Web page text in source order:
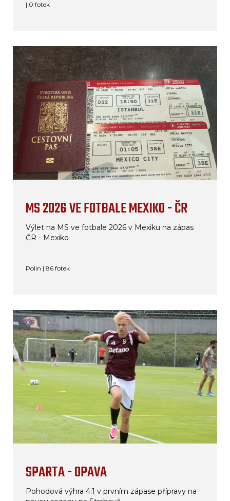
| 0 fotek
MS 2026 VE FOTBALE MEXIKO - ČR
Výlet na MS ve fotbale 2026 v Mexiku na zápas
ČR - Mexiko
Polin | 86 fotek
SPARTA - OPAVA
Pohodová výhra 4:1 v prvním zápase přípravy na